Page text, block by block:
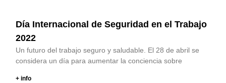
Día Internacional de Seguridad en el Trabajo
2022
Un futuro del trabajo seguro y saludable. El 28 de abril se
considera un día para aumentar la conciencia sobre
+ info